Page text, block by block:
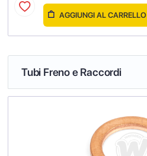
AGGIUNGI AL CARRELLO
Tubi Freno e Raccordi